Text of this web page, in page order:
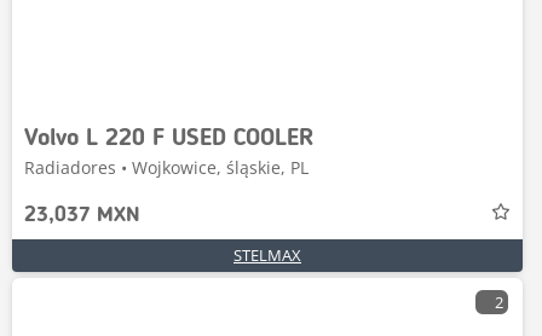
Volvo L 220 F USED COOLER
Radiadores • Wojkowice, śląskie, PL
23,037 MXN
STELMAX
2